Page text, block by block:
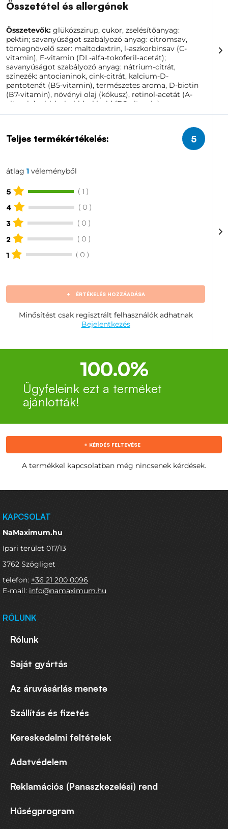
Összetétel és allergének
Összetevők: glükózszirup, cukor, zselésítőanyag:
pektin; savanyúságot szabályozó anyag: citromsav,
tömegnövelő szer: maltodextrin, l-aszkorbinsav (C-
vitamin), E-vitamin (DL-alfa-tokoferil-acetát);
savanyúságot szabályozó anyag: nátrium-citrát,
színezék: antocianinok, cink-citrát, kalcium-D-
pantotenát (B5-vitamin), természetes aroma, D-biotin
(B7-vitamin), növényi olaj (kókusz), retinol-acetát (A-
vitamin), piridoxin-hidroklorid (B6-vitamin),
cianokobalamin (B12-vitamin), fényezőanyag:
vitamin), kálium-jodid, kolin-bitartarát (B8-vitamin),
inozitol, D2-vitamin (ergokalciferol).
Teljes termékértékelés: 5
átlag 1 véleményből
5
( 1 )
4
( 0 )
3
( 0 )
2
( 0 )
1
( 0 )
+ ÉRTÉKELÉS HOZZÁADÁSA
Minősítést csak regisztrált felhasználók adhatnak
Bejelentkezés
100.0%
Ügyfeleink ezt a terméket
ajánlották!
+ KÉRDÉS FELTEVÉSE
A termékkel kapcsolatban még nincsenek kérdések.
KAPCSOLAT
NaMaximum.hu
Ipari terület 017/13
3762 Szögliget
telefon: +36 21 200 0096
E-mail: info@namaximum.hu
RÓLUNK
Rólunk
Saját gyártás
Az áruvásárlás menete
Szállítás és fizetés
Kereskedelmi feltételek
Adatvédelem
Reklamációs (Panaszkezelési) rend
Hűségprogram